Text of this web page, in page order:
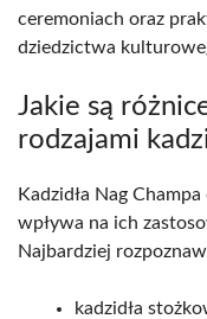
ceremoniach oraz
dziedzictwa
Jakie są
rodzajami
Kadzidła Nag
wpływa na ich
Najbardziej
kadzidła